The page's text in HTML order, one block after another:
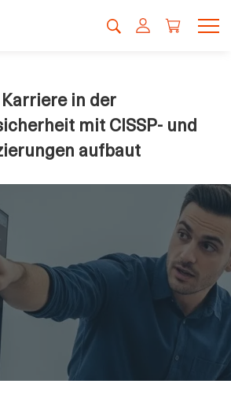
in der
mit CISSP- und
aufbaut